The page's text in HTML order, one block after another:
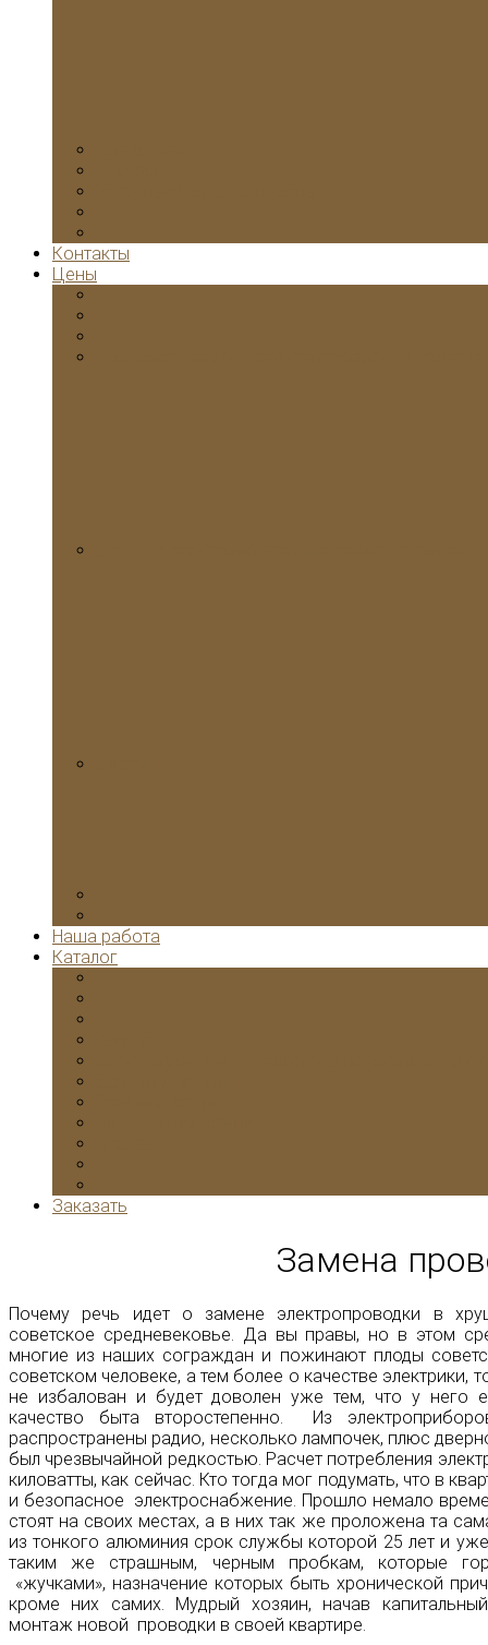
Контакты
Цены
Наша работа
Каталог
Заказать
Замена
Почему речь идет о замене электропроводки в
советское средневековье. Да вы правы, но в этом
многие из наших сограждан и пожинают плоды
советском человеке, а тем более о качестве электрики,
не избалован и будет доволен уже тем, что у него
качество быта второстепенно. Из
распространены радио, несколько лампочек, плюс
был чрезвычайной редкостью. Расчет потребления
киловатты, как сейчас. Кто тогда мог подумать, что в
и безопасное электроснабжение. Прошло немало
стоят на своих местах, а в них так же проложена та
из тонкого алюминия срок службы которой 25 лет и
таким же страшным, черным пробкам, которые
«жучками», назначение которых быть хронической
кроме них самих. Мудрый хозяин, начав
монтаж новой проводки в своей квартире.